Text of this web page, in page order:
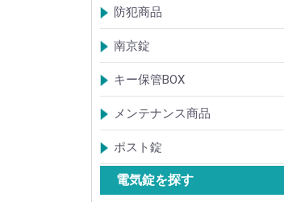
ドアガード
ドアチェーン
クレセント錠
丁番
フランス落とし
ドアクローザ
防犯商品
防犯簡易錠
防犯サムターン
ガードプレート・Lフロント
その他
南京錠
【ALPHA】アルファ
【ABUS】アバス
その他
キー保管BOX
大型キーBOX
小型キーBOX
メンテナンス商品
鍵の潤滑剤
サッシ調整ツール
ポスト錠
【Tajima(MET)】
【DAIKEN】
【コーワソニア】
【キョーワナスタ】
【リンタツ】
その他
電気錠を探す